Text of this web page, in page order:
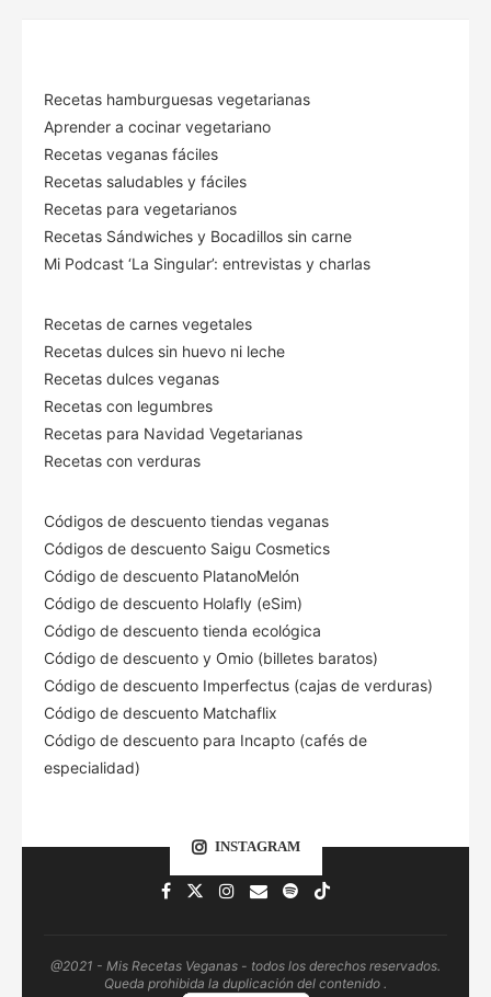
Recetas hamburguesas vegetarianas
Aprender a cocinar vegetariano
Recetas veganas fáciles
Recetas saludables y fáciles
Recetas para vegetarianos
Recetas Sándwiches y Bocadillos sin carne
Mi Podcast ‘La Singular’: entrevistas y charlas
Recetas de carnes vegetales
Recetas dulces sin huevo ni leche
Recetas dulces veganas
Recetas con legumbres
Recetas para Navidad Vegetarianas
Recetas con verduras
Códigos de descuento tiendas veganas
Códigos de descuento Saigu Cosmetics
Código de descuento PlatanoMelón
Código de descuento Holafly (eSim)
Código de descuento tienda ecológica
Código de descuento y Omio (billetes baratos)
Código de descuento Imperfectus (cajas de verduras)
Código de descuento Matchaflix
Código de descuento para Incapto (cafés de
especialidad)
INSTAGRAM
@2021 - Mis Recetas Veganas - todos los derechos reservados.
Queda prohibida la duplicación del contenido .